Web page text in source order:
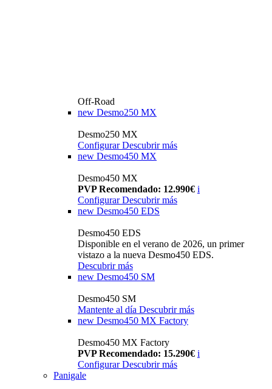
Off-Road
new Desmo250 MX
Desmo250 MX
Configurar Descubrir más
new Desmo450 MX
Desmo450 MX
PVP Recomendado: 12.990€ i
Configurar Descubrir más
new Desmo450 EDS
Desmo450 EDS
Disponible en el verano de 2026, un primer
vistazo a la nueva Desmo450 EDS.
Descubrir más
new Desmo450 SM
Desmo450 SM
Mantente al día Descubrir más
new Desmo450 MX Factory
Desmo450 MX Factory
PVP Recomendado: 15.290€ i
Configurar Descubrir más
Panigale